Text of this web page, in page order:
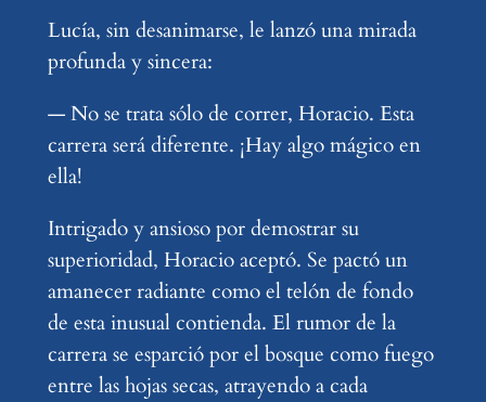
Lucía, sin desanimarse, le lanzó una mirada
profunda y sincera:
— No se trata sólo de correr, Horacio. Esta
carrera será diferente. ¡Hay algo mágico en
ella!
Intrigado y ansioso por demostrar su
superioridad, Horacio aceptó. Se pactó un
amanecer radiante como el telón de fondo
de esta inusual contienda. El rumor de la
carrera se esparció por el bosque como fuego
entre las hojas secas, atrayendo a cada